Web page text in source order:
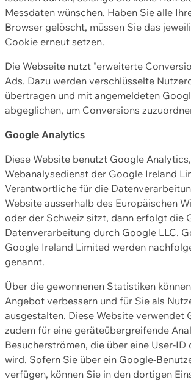
Messdaten wünschen. Haben Sie alle
Browser gelöscht, müssen Sie das
Cookie erneut setzen.
Die Webseite nutzt "erweiterte
Ads. Dazu werden verschlüsselte
übertragen und mit angemeldeten
abgeglichen, um Conversions
Google Analytics
Diese Website benutzt Google
Webanalysedienst der Google Ireland
Verantwortliche für die
Website ausserhalb des Europäischen
oder der Schweiz sitzt, dann erfolgt die
Datenverarbeitung durch Google LLC.
Google Ireland Limited werden
genannt.
Über die gewonnenen Statistiken
Angebot verbessern und für Sie als
ausgestalten. Diese Website verwendet
zudem für eine geräteübergreifende
Besucherströmen, die über eine User-
wird. Sofern Sie über ein Google-
verfügen, können Sie in den dortigen